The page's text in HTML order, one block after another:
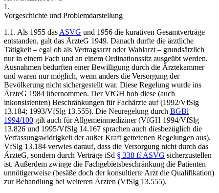
1.
Vorgeschichte und Problemdarstellung
1.1. Als 1955 das ASVG und 1956 die kurativen Gesamtverträge
entstanden, galt das ÄrzteG 1949. Danach durfte die ärztliche
Tätigkeit – egal ob als Vertragsarzt oder Wahlarzt – grundsätzlich
nur in einem Fach und an einem Ordinationssitz ausgeübt werden.
Ausnahmen bedurften einer Bewilligung durch die Ärztekammer
und waren nur möglich, wenn anders die Versorgung der
Bevölkerung nicht sichergestellt war. Diese Regelung wurde ins
ÄrzteG 1984 übernommen. Der VfGH hob diese (auch
inkonsistenten) Beschränkungen für Fachärzte auf (1992/VfSlg
13.184; 1993/VfSlg 13.555). Die Neuregelung durch BGBl
1994/100 gilt auch für Allgemeinmediziner (VfGH 1994/VfSlg
13.826 und 1995/VfSlg 14.167 sprachen auch diesbezüglich die
Verfassungswidrigkeit der außer Kraft getretenen Regelungen aus).
VfSlg 13.184 verwies darauf, dass die Versorgung nicht durch das
ÄrzteG, sondern durch Verträge iSd § 338 ff ASVG sicherzustellen
ist. Außerdem zwinge die Fachgebietsbeschränkung die Patienten
unnötigerweise (besäße doch der konsultierte Arzt die Qualifikation)
zur Behandlung bei weiteren Ärzten (VfSlg 13.555).